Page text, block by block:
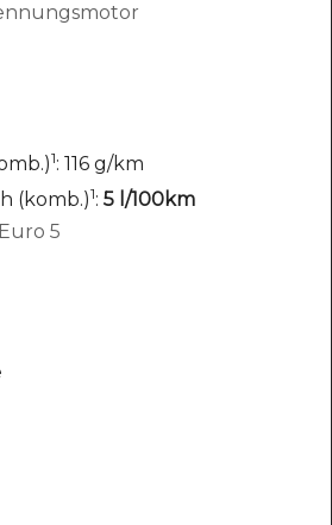
1: 116 g/km
(komb.)1: 5 l/100km
5